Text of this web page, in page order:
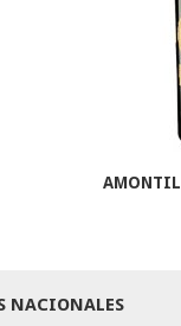
NACIONALES